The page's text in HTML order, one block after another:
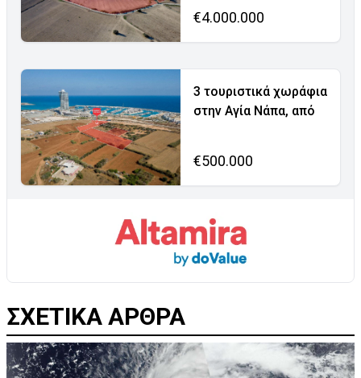
€4.000.000
3 τουριστικά χωράφια
στην Αγία Νάπα, από
€500.000
ΣΧΕΤΙΚΑ ΑΡΘΡΑ